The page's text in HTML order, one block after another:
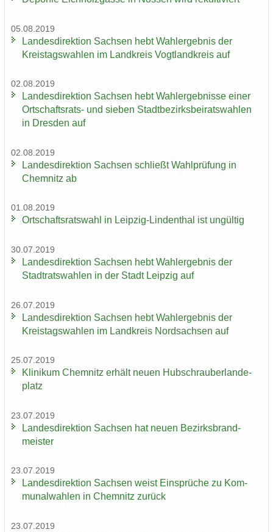
05.08.2019
Lan­des­di­rek­ti­on Sach­sen hebt Wahl­er­geb­nis der
Kreis­tags­wah­len im Land­kreis Vogt­land­kreis auf
02.08.2019
Lan­des­di­rek­ti­on Sach­sen hebt Wahl­er­geb­nis­se einer
Ortschaftsrats-​ und sie­ben Stadt­be­zirks­bei­rats­wah­len
in Dres­den auf
02.08.2019
Lan­des­di­rek­ti­on Sach­sen schließt Wahl­prü­fung in
Chem­nitz ab
01.08.2019
Ort­schafts­rats­wahl in Leipzig-​Lindenthal ist un­gül­tig
30.07.2019
Lan­des­di­rek­ti­on Sach­sen hebt Wahl­er­geb­nis der
Stadt­rats­wah­len in der Stadt Leip­zig auf
26.07.2019
Lan­des­di­rek­ti­on Sach­sen hebt Wahl­er­geb­nis der
Kreis­tags­wah­len im Land­kreis Nord­sach­sen auf
25.07.2019
Kli­ni­kum Chem­nitz er­hält neuen Hub­schrau­ber­lan­de­
platz
23.07.2019
Lan­des­di­rek­ti­on Sach­sen hat neuen Be­zirks­brand­
meis­ter
23.07.2019
Lan­des­di­rek­ti­on Sach­sen weist Ein­sprü­che zu Kom­
mu­nal­wah­len in Chem­nitz zu­rück
23.07.2019